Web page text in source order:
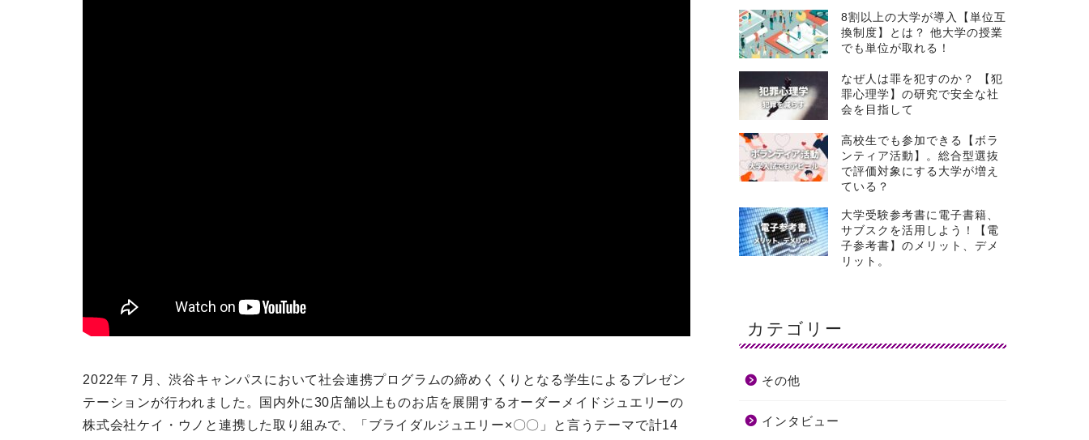
2022年７月、渋谷キャンパスにおいて社会連携プログラムの締めくくりとなる学生によるプレゼン
テーションが行われました。国内外に30店舗以上ものお店を展開するオーダーメイドジュエリーの
株式会社ケイ・ウノと連携した取り組みで、「ブライダルジュエリー×〇〇」と言うテーマで計14
8割以上の大学が導入【単位互
換制度】とは？ 他大学の授業
でも単位が取れる！
なぜ人は罪を犯すのか？ 【犯
罪心理学】の研究で安全な社
会を目指して
高校生でも参加できる【ボラ
ンティア活動】。総合型選抜
で評価対象にする大学が増え
ている？
大学受験参考書に電子書籍、
サブスクを活用しよう！【電
子参考書】のメリット、デメ
リット。
カテゴリー
その他
インタビュー